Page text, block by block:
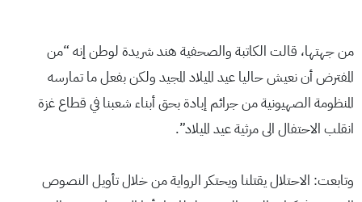
من جهتها، قالت الكاتبة والصحفية هند شريدة لوطن إنه “من
المفترض أن نعيش حاليا عيد الميلاد المجيد ولكن بفعل ما تمارسه
المنظومة الصهيونية من جرائم إبادة بحق أبناء شعبنا في قطاع غزة
انقلب الاحتفال الى مرثية عيد الميلاد”.
وتابعت: الاحتلال يقتلنا ويحتكر الرواية من خلال تأويل النصوص